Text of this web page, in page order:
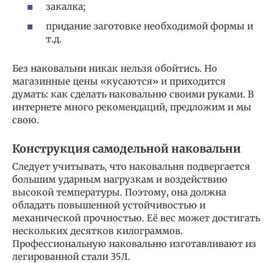
закалка;
придание заготовке необходимой формы и
т.д.
Без наковальни никак нельзя обойтись. Но
магазинные цены «кусаются» и приходится
думать: как сделать наковальню своими руками. В
интернете много рекомендаций, предложим и мы
свою.
Конструкция самодельной наковальни
Следует учитывать, что наковальня подвергается
большим ударным нагрузкам и воздействию
высокой температуры. Поэтому, она должна
обладать повышенной устойчивостью и
механической прочностью. Её вес может достигать
нескольких десятков килограммов.
Профессиональную наковальню изготавливают из
легированной стали 35Л.